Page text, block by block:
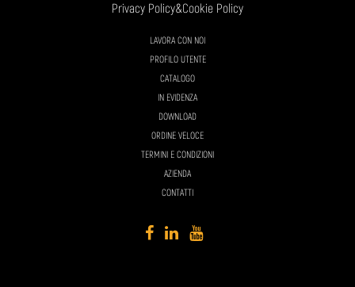
Privacy Policy&Cookie Policy
LAVORA CON NOI
PROFILO UTENTE
CATALOGO
IN EVIDENZA
DOWNLOAD
ORDINE VELOCE
TERMINI E CONDIZIONI
AZIENDA
CONTATTI